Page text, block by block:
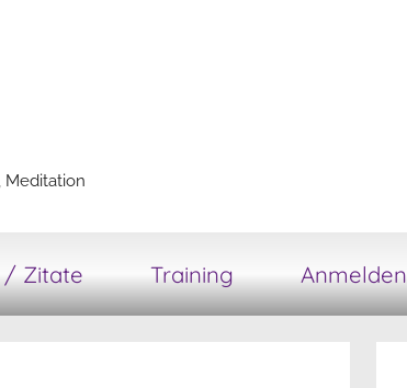
Meditation
/ Zitate Training Anmelden